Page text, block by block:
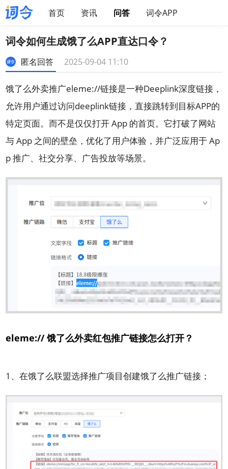
首页 资讯 问答 词令APP
词令如何生成饿了么APP直达口令？
匿名回答 2025-09-04 11:10
饿了么外卖推广eleme://链接是一种Deeplink深度链接，
允许用户通过访问deeplink链接，直接跳转到目标APP的
特定页面。而不是仅仅打开 App 的首页。它打破了网站
与 App 之间的壁垒，优化了用户体验，并广泛应用于 Ap
p 推广、社交分享、广告投放等场景。
eleme:// 饿了么外卖红包推广链接怎么打开？
1、在饿了么联盟选择推广项目创建饿了么推广链接；